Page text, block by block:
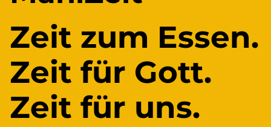
Zeit zum Essen.
Zeit für Gott.
Zeit für uns.